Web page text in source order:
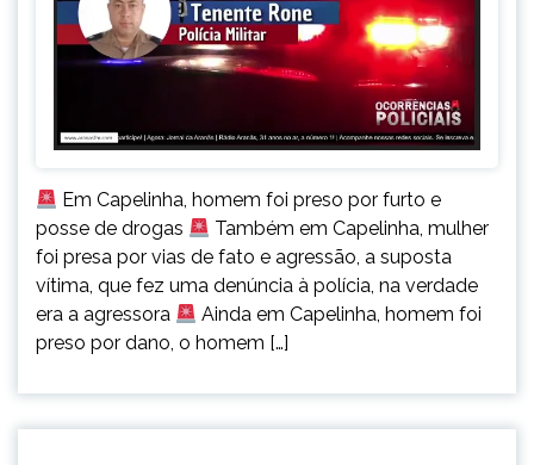
Em Capelinha, homem foi preso por furto e
posse de drogas
Também em Capelinha, mulher
foi presa por vias de fato e agressão, a suposta
vítima, que fez uma denúncia à polícia, na verdade
era a agressora
Ainda em Capelinha, homem foi
preso por dano, o homem […]